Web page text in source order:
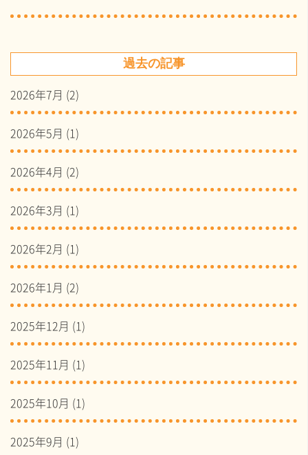
過去の記事
2026年7月 (2)
2026年5月 (1)
2026年4月 (2)
2026年3月 (1)
2026年2月 (1)
2026年1月 (2)
2025年12月 (1)
2025年11月 (1)
2025年10月 (1)
2025年9月 (1)